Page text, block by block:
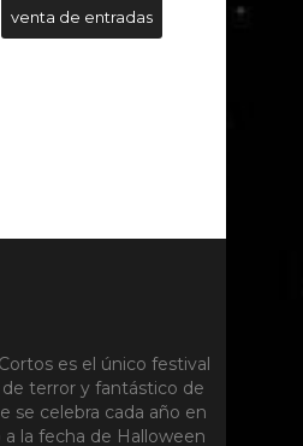
venta de entradas
es el único festival
terror y fantástico de
se celebra cada año en
la fecha de Halloween